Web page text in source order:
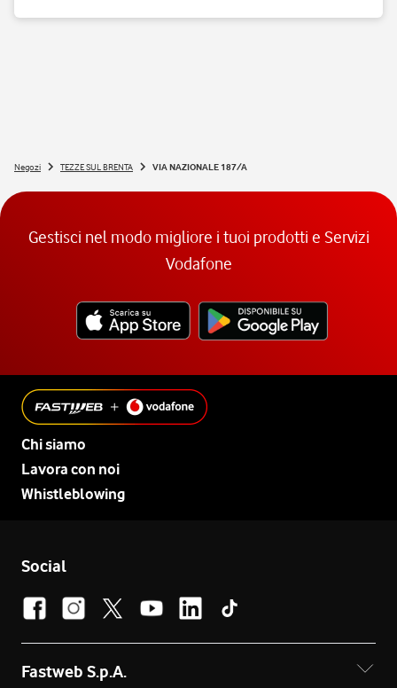
Negozi TEZZE SUL BRENTA VIA NAZIONALE 187/A
Gestisci nel modo migliore i tuoi prodotti e Servizi
Vodafone
Chi siamo
Lavora con noi
Whistleblowing
Social
Fastweb S.p.A.